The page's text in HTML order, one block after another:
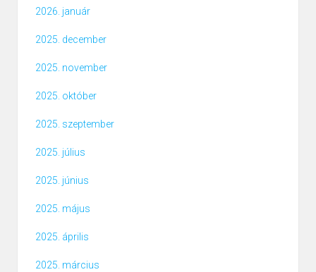
2026. január
2025. december
2025. november
2025. október
2025. szeptember
2025. július
2025. június
2025. május
2025. április
2025. március